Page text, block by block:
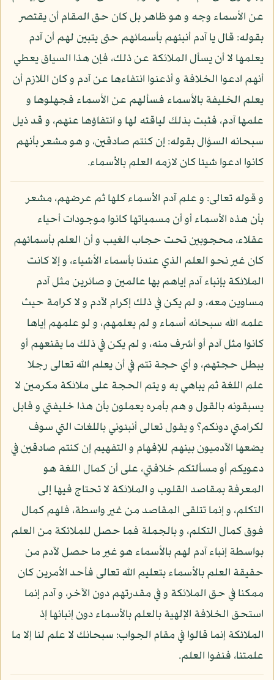
عن الأسماء وجه و هو ظاهر بل كان حق المقام أن يقتصر
بقوله: قال يا آدم أنبئهم بأسمائهم حتى يتبين لهم أن آدم
يعلمها لا أن يسأل الملائكة عن ذلك، فإن هذا السياق يعطي
أنهم ادعوا الخلافة و أذعنوا انتفاءها عن آدم و كان اللازم أن
يعلم الخليفة بالأسماء فسألهم عن الأسماء فجهلوها و
علمها آدم، فثبت بذلك لياقته لها و انتفاؤها عنهم، و قد ذيل
سبحانه السؤال بقوله: إن كنتم صادقين، و هو مشعر بأنهم
كانوا ادعوا شيئا كان لازمه العلم بالأسماء.
و قوله تعالى: و علم آدم الأسماء كلها ثم عرضهم، مشعر
بأن هذه الأسماء أو أن مسمياتها كانوا موجودات أحياء
عقلاء، محجوبين تحت حجاب الغيب و أن العلم بأسمائهم
كان غير نحو العلم الذي عندنا بأسماء الأشياء، و إلا كانت
الملائكة بإنباء آدم إياهم بها عالمين و صائرين مثل آدم
مساوين معه، و لم يكن في ذلك إكرام لآدم و لا كرامة حيث
علمه الله سبحانه أسماء و لم يعلمهم، و لو علمهم إياها
كانوا مثل آدم أو أشرف منه، و لم يكن في ذلك ما يقنعهم أو
يبطل حجتهم، و أي حجة تتم في أن يعلم الله تعالى رجلا
علم اللغة ثم يباهي به و يتم الحجة على ملائكة مكرمين لا
يسبقونه بالقول و هم بأمره يعملون بأن هذا خليفتي و قابل
لكرامتي دونكم؟ و يقول تعالى أنبئوني باللغات التي سوف
يضعها الآدميون بينهم للإفهام و التفهيم إن كنتم صادقين في
دعويكم أو مسألتكم خلافتي، على أن كمال اللغة هو
المعرفة بمقاصد القلوب و الملائكة لا تحتاج فيها إلى
التكلم، و إنما تتلقى المقاصد من غير واسطة، فلهم كمال
فوق كمال التكلم، و بالجملة فما حصل للملائكة من العلم
بواسطة إنباء آدم لهم بالأسماء هو غير ما حصل لآدم من
حقيقة العلم بالأسماء بتعليم الله تعالى فأحد الأمرين كان
ممكنا في حق الملائكة و في مقدرتهم دون الآخر، و آدم إنما
استحق الخلافة الإلهية بالعلم بالأسماء دون إنبائها إذ
الملائكة إنما قالوا في مقام الجواب: سبحانك لا علم لنا إلا ما
علمتنا، فنفوا العلم.